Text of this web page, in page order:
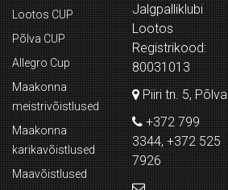
Lootos CUP
Põlva CUP
Allegro Cup
Maakonna
meistrivõistlused
Maakonna
karikavõistlused
Maavõistlused
Jalgpalliklubi
Lootos
Registrikood:
80031013
Piiri tn. 5, Põlva
+372 799
3344, +372 525
7926